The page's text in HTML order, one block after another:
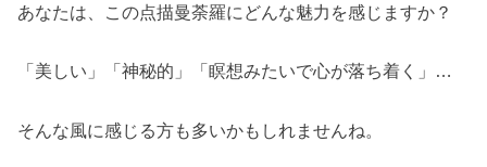
あなたは、この点描曼荼羅にどんな魅力を感じますか？
「美しい」「神秘的」「瞑想みたいで心が落ち着く」…
そんな風に感じる方も多いかもしれませんね。